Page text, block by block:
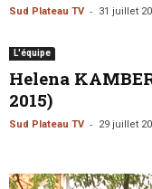
Sud Plateau TV - 31 juillet
L'équipe
Helena
2015)
Sud Plateau TV - 29 juillet